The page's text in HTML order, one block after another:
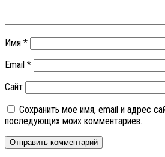
Имя *
Email *
Сайт
Сохранить моё имя, email и адрес
последующих моих комментариев.